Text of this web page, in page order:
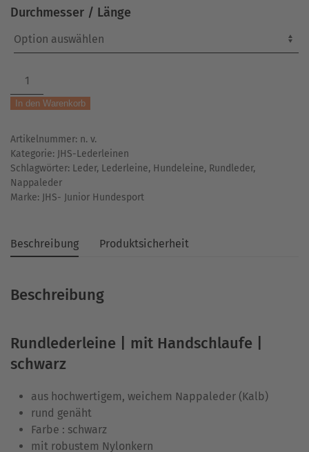
Durchmesser / Länge
Rundlederleine
|
mit
|
schwarz
Menge
In den Warenkorb
Artikelnummer: n. v.
Kategorie: JHS-Lederleinen
Schlagwörter: Leder, Lederleine, Hundeleine, Rundleder,
Nappaleder
Marke: JHS- Junior Hundesport
Beschreibung Produktsicherheit
Beschreibung
Rundlederleine | mit Handschlaufe |
schwarz
aus hochwertigem, weichem Nappaleder (Kalb)
rund genäht
Farbe : schwarz
mit robustem Nylonkern